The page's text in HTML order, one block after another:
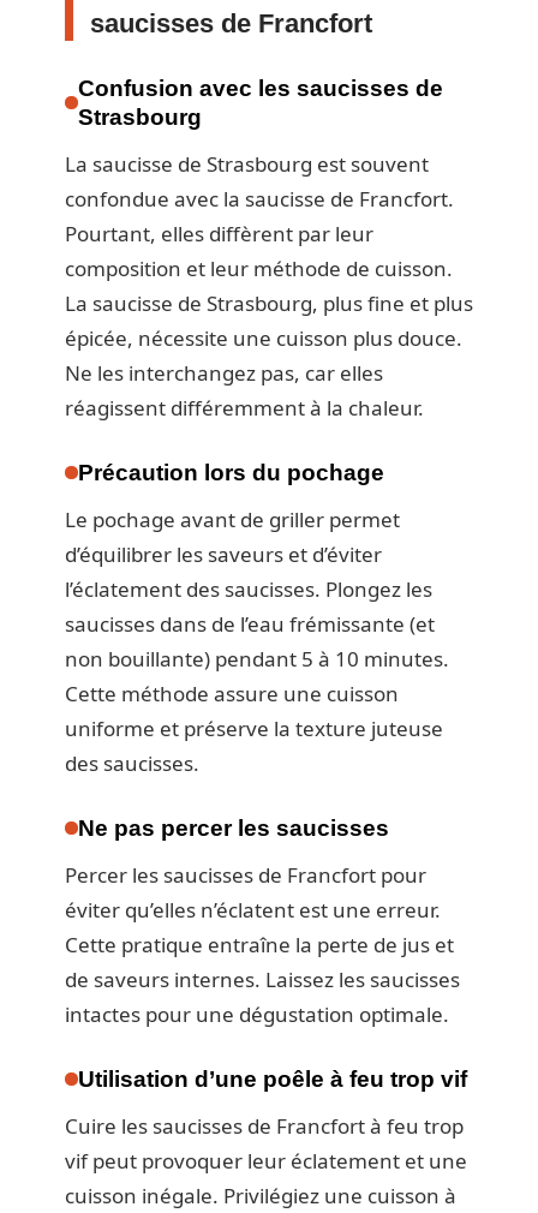
saucisses de Francfort
Confusion avec les saucisses de
Strasbourg
La saucisse de Strasbourg est souvent
confondue avec la saucisse de Francfort.
Pourtant, elles diffèrent par leur
composition et leur méthode de cuisson.
La saucisse de Strasbourg, plus fine et plus
épicée, nécessite une cuisson plus douce.
Ne les interchangez pas, car elles
réagissent différemment à la chaleur.
Précaution lors du pochage
Le pochage avant de griller permet
d’équilibrer les saveurs et d’éviter
l’éclatement des saucisses. Plongez les
saucisses dans de l’eau frémissante (et
non bouillante) pendant 5 à 10 minutes.
Cette méthode assure une cuisson
uniforme et préserve la texture juteuse
des saucisses.
Ne pas percer les saucisses
Percer les saucisses de Francfort pour
éviter qu’elles n’éclatent est une erreur.
Cette pratique entraîne la perte de jus et
de saveurs internes. Laissez les saucisses
intactes pour une dégustation optimale.
Utilisation d’une poêle à feu trop vif
Cuire les saucisses de Francfort à feu trop
vif peut provoquer leur éclatement et une
cuisson inégale. Privilégiez une cuisson à